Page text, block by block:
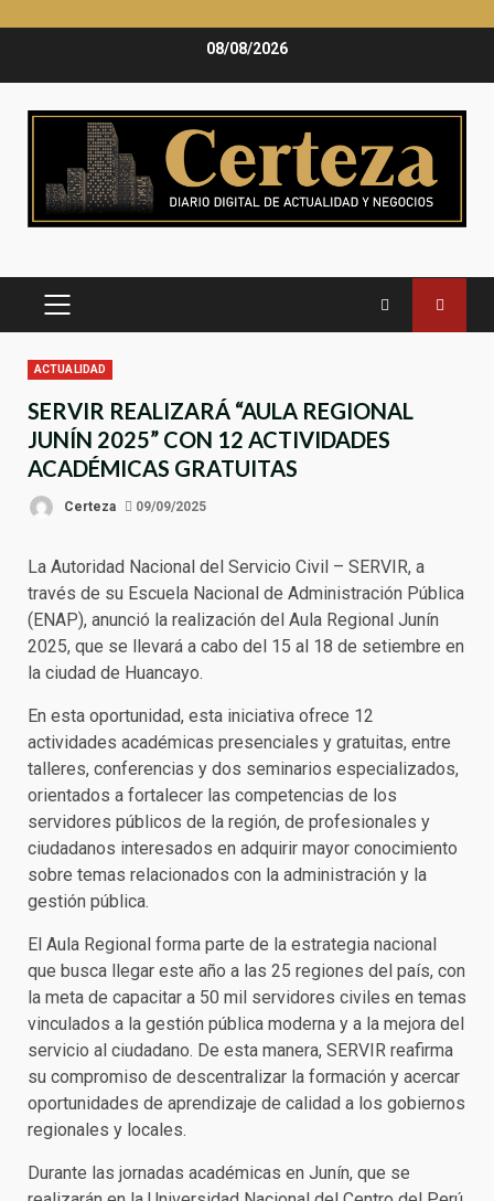
08/08/2026
MENÚ
ACTUALIDAD
SERVIR REALIZARÁ “AULA REGIONAL
JUNÍN 2025” CON 12 ACTIVIDADES
ACADÉMICAS GRATUITAS
Certeza 09/09/2025
La Autoridad Nacional del Servicio Civil – SERVIR, a
través de su Escuela Nacional de Administración Pública
(ENAP), anunció la realización del Aula Regional Junín
2025, que se llevará a cabo del 15 al 18 de setiembre en
la ciudad de Huancayo.
En esta oportunidad, esta iniciativa ofrece 12
actividades académicas presenciales y gratuitas, entre
talleres, conferencias y dos seminarios especializados,
orientados a fortalecer las competencias de los
servidores públicos de la región, de profesionales y
ciudadanos interesados en adquirir mayor conocimiento
sobre temas relacionados con la administración y la
gestión pública.
El Aula Regional forma parte de la estrategia nacional
que busca llegar este año a las 25 regiones del país, con
la meta de capacitar a 50 mil servidores civiles en temas
vinculados a la gestión pública moderna y a la mejora del
servicio al ciudadano. De esta manera, SERVIR reafirma
su compromiso de descentralizar la formación y acercar
oportunidades de aprendizaje de calidad a los gobiernos
regionales y locales.
Durante las jornadas académicas en Junín, que se